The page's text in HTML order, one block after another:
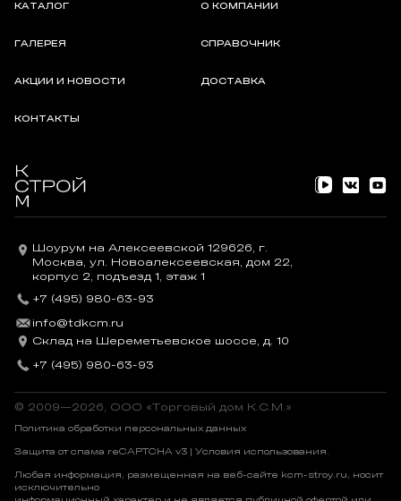
КАТАЛОГ О КОМПАНИИ
ГАЛЕРЕЯ СПРАВОЧНИК
АКЦИИ И НОВОСТИ ДОСТАВКА
КОНТАКТЫ
Шоурум на Алексеевской 129626, г.
Москва, ул. Новоалексеевская, дом 22,
корпус 2, подъезд 1, этаж 1
+7 (495) 980-63-93
info@tdkcm.ru
Склад на Шереметьевское шоссе, д. 10
+7 (495) 980-63-93
© 2009—2026, OOO «Торговый дом К.С.М.»
Политика обработки персональных данных
Защита от спама reCAPTCHA v3 | Условия использования.
Любая информация, размещенная на веб-сайте kcm-stroy.ru, носит
исключительно